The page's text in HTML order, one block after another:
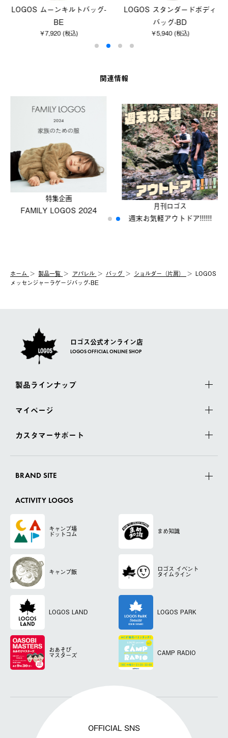
LOGOS ムーンキルトバッグ-
BE
￥7,920 (税込)
LOGOS スタンダードボディ
バッグ-BD
￥5,940 (税込)
関連情報
特集企画
FAMILY LOGOS 2024 ⽉刊ロゴス
週末お気軽アウトドア!!!!!!
ホーム 製品⼀覧 アパレル バッグ ショルダー（片肩）
LOGOS
メッセンジャーラゲージバッグ-BE
ロゴス公式オンライン店
LOGOS OFFICIAL ONLINE SHOP
製品ラインナップ
マイページ
カスタマーサポート
BRAND SITE
ACTIVITY LOGOS
キャンプ場
ドットコム まめ知識
キャンプ飯 ロゴス イベント
タイムライン
LOGOS LAND LOGOS PARK
おあそび
マスターズ CAMP RADIO
OFFICIAL SNS